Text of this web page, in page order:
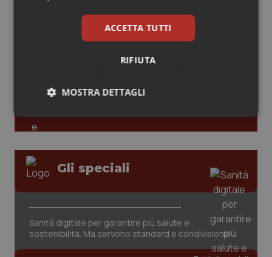
Toscana
Umbria
Valle D’Aosta
Malattia di Crohn & Rettocolite Ulcerosa
Neuroscienze & patologie neurodegenerative
Obesità
Oftalmologia
Oncodermatologia
Oncologia & Nutrizione
Psoriasi & pelle
AI e telemedicina nello studio
odontoiatrico: applicazioni concrete e
uso protetto
Gli speciali
Sanità digitale per garantire più salute e
sostenibilità. Ma servono standard e condivisione
ACCETTA TUTTI
RIFIUTA
MOSTRA DETTAGLI
Necessari Statistici Marketing
I cookie necessari contribuiscono a rendere fruibile il
sito web abilitandone funzionalità di base quali la
protette del sito. Il sito web non è in grado di